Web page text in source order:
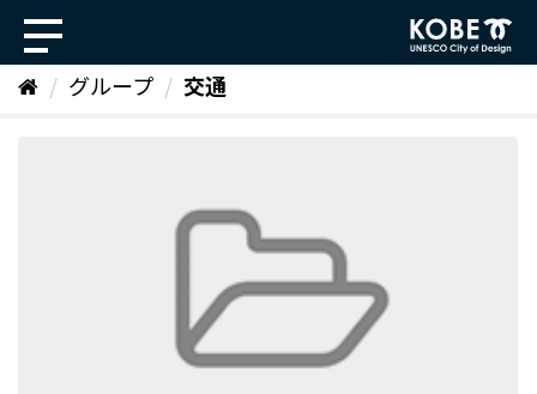
ッ
グループ 交通